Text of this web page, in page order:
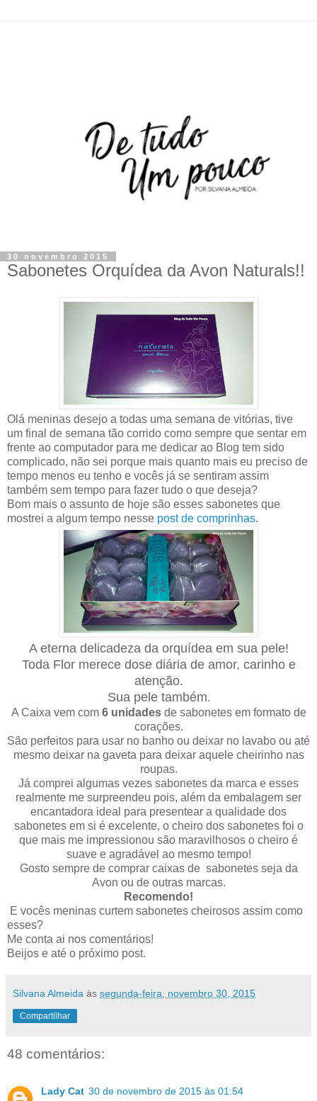
30 novembro 2015
Sabonetes Orquídea da Avon Naturals!!
Olá meninas desejo a todas uma semana de vitórias, tive
um final de semana tão corrido como sempre que sentar em
frente ao computador para me dedicar ao Blog tem sido
complicado, não sei porque mais quanto mais eu preciso de
tempo menos eu tenho e vocês já se sentiram assim
também sem tempo para fazer tudo o que deseja?
Bom mais o assunto de hoje são esses sabonetes que
mostrei a algum tempo nesse post de comprinhas.
A eterna delicadeza da orquídea em sua pele!
Toda Flor merece dose diária de amor, carinho e
atenção.
Sua pele também.
A Caixa vem com 6 unidadesde sabonetes em formato de
corações.
São perfeitos para usar no banho ou deixar no lavabo ou até
mesmo deixar na gaveta para deixar aquele cheirinho nas
roupas.
Já comprei algumas vezes sabonetes da marca e esses
realmente me surpreendeu pois, além da embalagem ser
encantadora ideal para presentear a qualidade dos
sabonetes em si é excelente, o cheiro dos sabonetes foi o
que mais me impressionou são maravilhosos o cheiro é
suave e agradável ao mesmo tempo!
Gosto sempre de comprar caixas de sabonetes seja da
Avon ou de outras marcas.
Recomendo!
E vocês meninas curtem sabonetes cheirosos assim como
esses?
Me conta ai nos comentários!
Beijos e até o próximo post.
Silvana Almeida às segunda-feira, novembro 30, 2015
Compartilhar
48 comentários:
Lady Cat 30 de novembro de 2015 às 01:54